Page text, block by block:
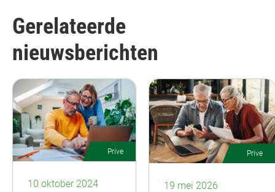
Gerelateerde
nieuwsberichten
Prive
10 oktober 2024
Prive
19 mei 2026